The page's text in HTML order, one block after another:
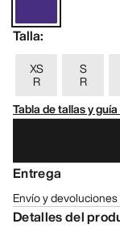
Talla:
XS
R
S
R
Tabla de tallas y
Entrega
Envío y
Detalles del